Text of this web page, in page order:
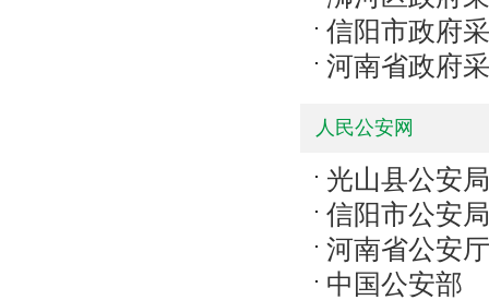
信阳市政府
河南省政府
人民公安网
光山县公安局
信阳市公安局
河南省公安厅
中国公安部